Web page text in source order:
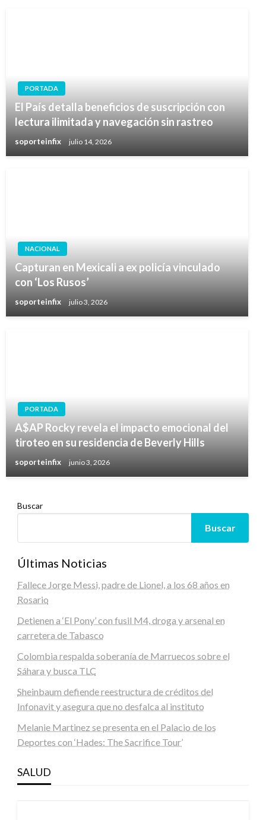
PORTADA
El País detalla beneficios de suscripción con
lectura ilimitada y navegación sin rastreo
soporteinfix julio 14, 2026
NACIONAL
Capturan en Mexicali a ex policía vinculado
con ‘Los Rusos’
soporteinfix julio 3, 2026
PORTADA
A$AP Rocky revela el impacto emocional del
tiroteo en su residencia de Beverly Hills
soporteinfix junio 3, 2026
Buscar
Buscar
Últimas Noticias
Fallece Jorge Messi, padre de Lionel, a los 68 años en
Rosario
Detienen a ‘El Pony’ con fusil M4, droga y arsenal en
carretera de Tabasco
Colombia respalda soberanía de Marruecos sobre el
Sáhara y busca TLC
Sheinbaum defiende reestructura de créditos del
Infonavit y asegura que no desfalca al instituto
Melanie Martinez se presenta en el Palacio de los
Deportes con ‘Hades: The Sacrifice Tour’
SALUD